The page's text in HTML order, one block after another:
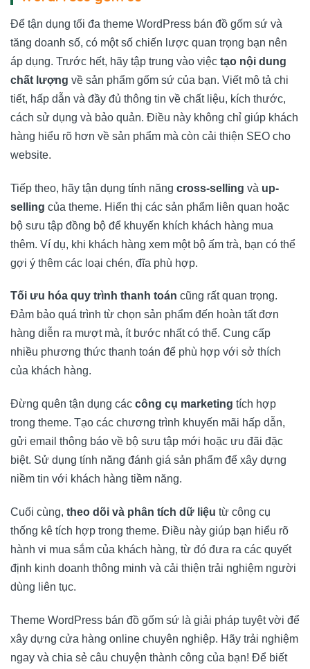
Để tận dụng tối đa theme WordPress bán đồ gốm sứ và
tăng doanh số, có một số chiến lược quan trọng bạn nên
áp dụng. Trước hết, hãy tập trung vào việc tạo nội dung
chất lượng về sản phẩm gốm sứ của bạn. Viết mô tả chi
tiết, hấp dẫn và đầy đủ thông tin về chất liệu, kích thước,
cách sử dụng và bảo quản. Điều này không chỉ giúp khách
hàng hiểu rõ hơn về sản phẩm mà còn cải thiện SEO cho
website.
Tiếp theo, hãy tận dụng tính năng cross-selling và up-
selling của theme. Hiển thị các sản phẩm liên quan hoặc
bộ sưu tập đồng bộ để khuyến khích khách hàng mua
thêm. Ví dụ, khi khách hàng xem một bộ ấm trà, bạn có thể
gợi ý thêm các loại chén, đĩa phù hợp.
Tối ưu hóa quy trình thanh toán cũng rất quan trọng.
Đảm bảo quá trình từ chọn sản phẩm đến hoàn tất đơn
hàng diễn ra mượt mà, ít bước nhất có thể. Cung cấp
nhiều phương thức thanh toán để phù hợp với sở thích
của khách hàng.
Đừng quên tận dụng các công cụ marketing tích hợp
trong theme. Tạo các chương trình khuyến mãi hấp dẫn,
gửi email thông báo về bộ sưu tập mới hoặc ưu đãi đặc
biệt. Sử dụng tính năng đánh giá sản phẩm để xây dựng
niềm tin với khách hàng tiềm năng.
Cuối cùng, theo dõi và phân tích dữ liệu từ công cụ
thống kê tích hợp trong theme. Điều này giúp bạn hiểu rõ
hành vi mua sắm của khách hàng, từ đó đưa ra các quyết
định kinh doanh thông minh và cải thiện trải nghiệm người
dùng liên tục.
Theme WordPress bán đồ gốm sứ là giải pháp tuyệt vời để
xây dựng cửa hàng online chuyên nghiệp. Hãy trải nghiệm
ngay và chia sẻ câu chuyện thành công của bạn! Để biết